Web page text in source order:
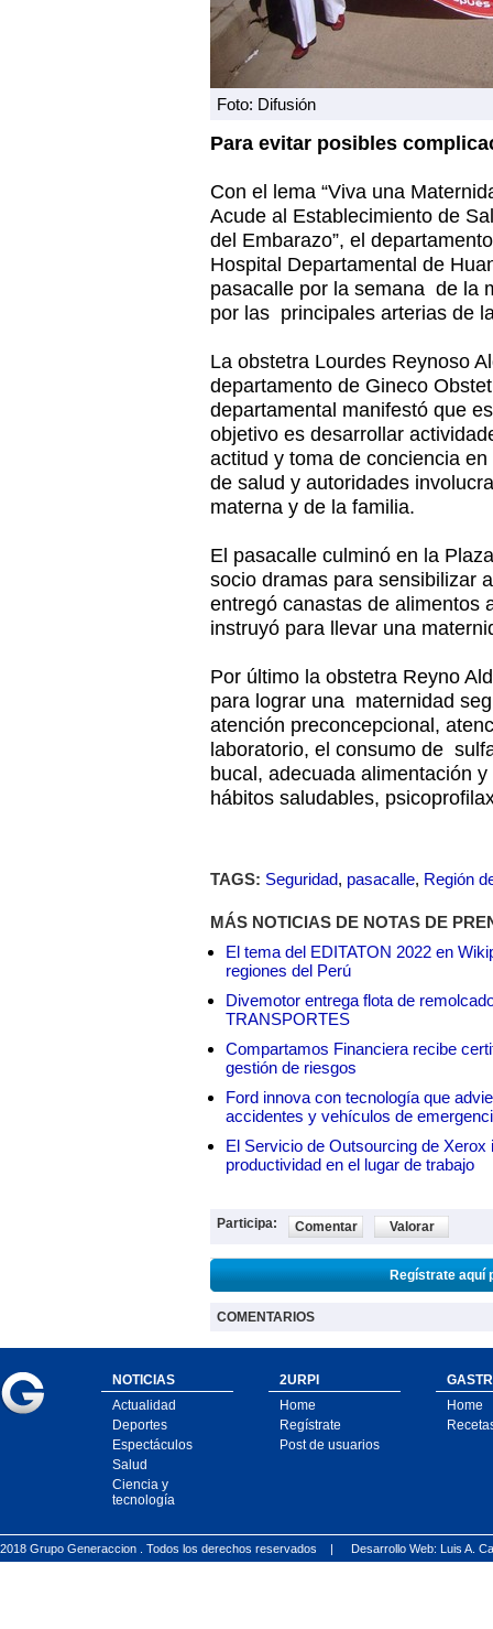
Foto: Difusión
Para evitar posibles
Con el lema “Viva una
Acude al Establecimiento de
del Embarazo”, el
Hospital Departamental de
pasacalle por la semana de la
por las principales arterias de
La obstetra Lourdes Reynoso
departamento de Gineco
departamental manifestó que
objetivo es desarrollar
actitud y toma de conciencia
de salud y autoridades
materna y de la familia.
El pasacalle culminó en la
socio dramas para sensibilizar
entregó canastas de alimentos
instruyó para llevar una
Por último la obstetra Reyno
para lograr una maternidad
atención preconcepcional,
laboratorio, el consumo de
bucal, adecuada alimentación
hábitos saludables,
TAGS: Seguridad, pasacalle, Región
MÁS NOTICIAS DE NOTAS DE
El tema del EDITATON 2022 en
regiones del Perú
Divemotor entrega flota de
TRANSPORTES
Compartamos Financiera recibe
gestión de riesgos
Ford innova con tecnología que
accidentes y vehículos de
El Servicio de Outsourcing de
productividad en el lugar de trabajo
Participa: Comentar Valorar
Regístrate aquí
COMENTARIOS
NOTICIAS
Actualidad
Deportes
Espectáculos
Salud
Ciencia y
tecnología
2URPI
Home
Regístrate
Post de usuarios
Home
2018 Grupo Generaccion . Todos los derechos reservados | Desarrollo Web: Luis